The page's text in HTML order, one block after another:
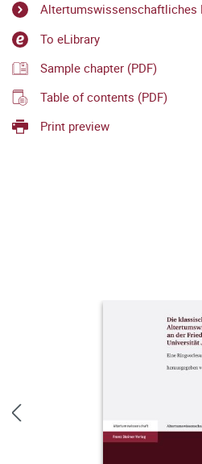
Altertumswissenschaftliches
To eLibrary
Sample chapter (PDF)
Table of contents (PDF)
Print preview